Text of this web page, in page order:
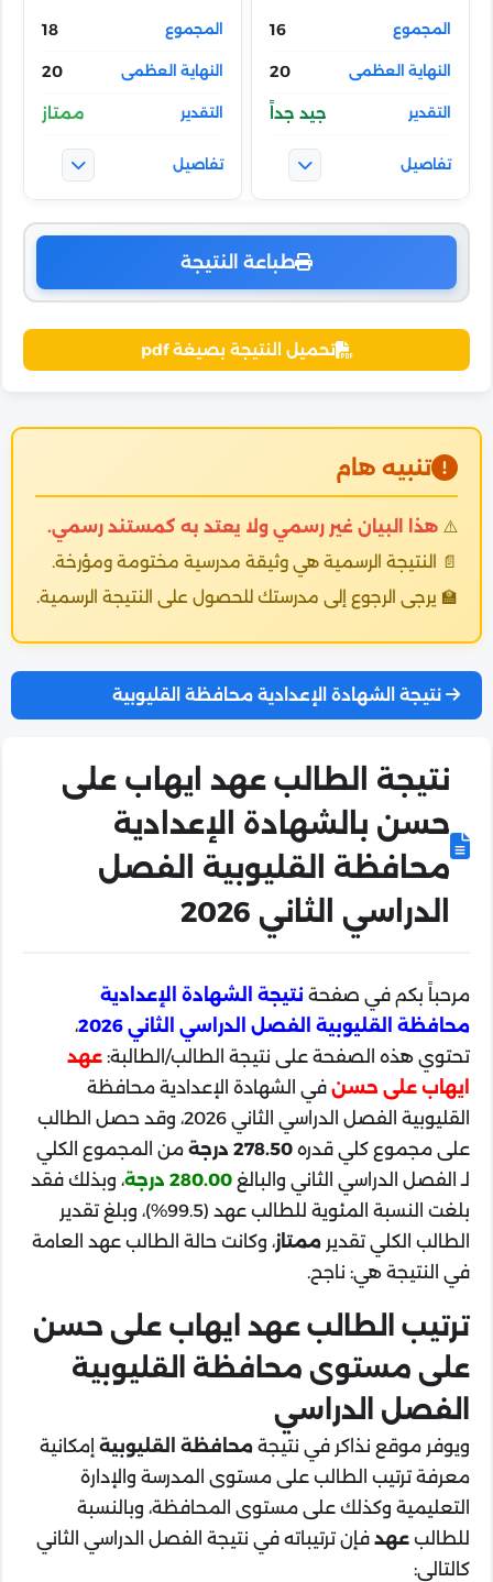
16
20
جيد جداً
18
20
ممتاز
طباعة النتيجة
تحميل النتيجة بصيغة pdf
تنبيه هام
⚠️ هذا البيان غير رسمي ولا يعتد به كمستند رسمي.
📄 النتيجة الرسمية هي وثيقة مدرسية مختومة ومؤرخة.
🏫 يرجى الرجوع إلى مدرستك للحصول على النتيجة الرسمية.
نتيجة الشهادة الإعدادية محافظة القليوبية
نتيجة الطالب عهد ايهاب على
حسن بالشهادة الإعدادية
محافظة القليوبية الفصل
الدراسي الثاني 2026
مرحباً بكم في صفحة نتيجة الشهادة الإعدادية
محافظة القليوبية الفصل الدراسي الثاني 2026
،
تحتوي هذه الصفحة على نتيجة الطالب/الطالبة:عهد
ايهاب على حسن في الشهادة الإعدادية محافظة
القليوبية الفصل الدراسي الثاني 2026، وقد حصل الطالب
على مجموع كلي قدره278.50 درجة
من المجموع الكلي
لـ الفصل الدراسي الثاني والبالغ280.00 درجة
، وبذلك فقد
بلغت النسبة المئوية للطالب عهد (99.5%)، وبلغ تقدير
الطالب الكلي تقديرممتاز، وكانت حالة الطالب عهد العامة
في النتيجة هي: ناجح.
ترتيب الطالب عهد ايهاب على حسن
على مستوى محافظة القليوبية
الفصل الدراسي
ويوفر موقع نذاكر في نتيجةمحافظة القليوبية إمكانية
معرفة ترتيب الطالب على مستوى المدرسة والإدارة
التعليمية وكذلك على مستوى المحافظة، وبالنسبة
للطالبعهد فإن ترتيباته في نتيجة الفصل الدراسي الثاني
كالتالي: